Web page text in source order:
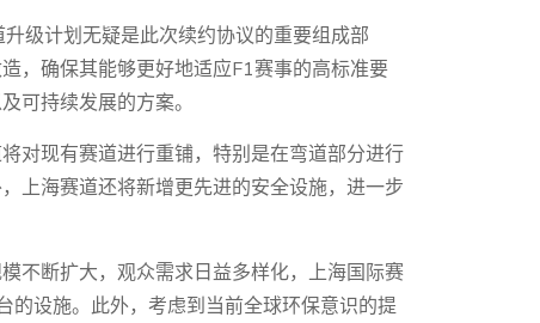
级计划无疑是此次续约协议的重要组成部
，确保其能够更好地适应F1赛事的高标准要
可持续发展的方案。
对现有赛道进行重铺，特别是在弯道部分进行
上海赛道还将新增更先进的安全设施，进一步
不断扩大，观众需求日益多样化，上海国际赛
的设施。此外，考虑到当前全球环保意识的提